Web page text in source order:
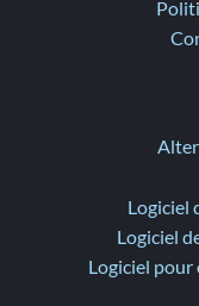
Logiciel
Logiciel
Logiciel